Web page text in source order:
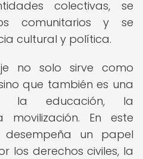
colectivas, se
comunitarios y se
cultural y política.
no solo sirve como
que también es una
la educación, la
movilización. En este
desempeña un papel
los derechos civiles, la